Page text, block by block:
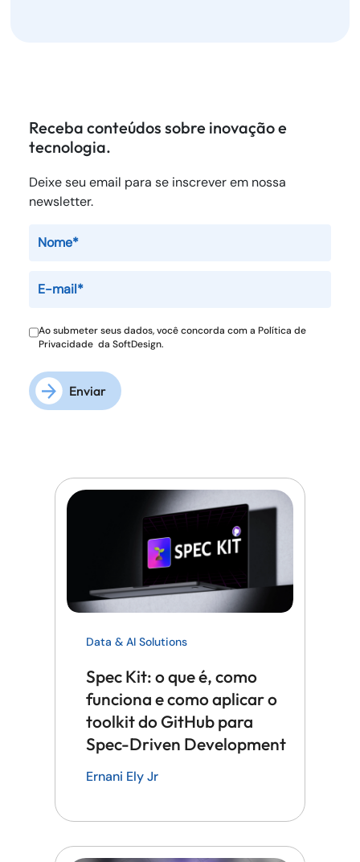
Receba conteúdos sobre inovação e
tecnologia.
Deixe seu email para se inscrever em nossa
newsletter.
Ao submeter seus dados, você concorda com a Política de
Privacidade da SoftDesign.
Enviar
Data & AI Solutions
Spec Kit: o que é, como
funciona e como aplicar o
toolkit do GitHub para
Spec-Driven Development
Ernani Ely Jr